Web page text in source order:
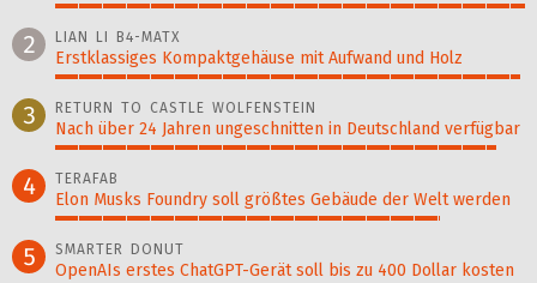
2 LIAN LI B4-MATX
Erstklassiges Kompaktgehäuse mit Aufwand und Holz
3 RETURN TO CASTLE WOLFENSTEIN
Nach über 24 Jahren ungeschnitten in Deutschland verfügbar
4 TERAFAB
Elon Musks Foundry soll größ­tes Gebäude der Welt werden
5 SMARTER DONUT
OpenAIs erstes ChatGPT-Gerät soll bis zu 400 Dollar kosten